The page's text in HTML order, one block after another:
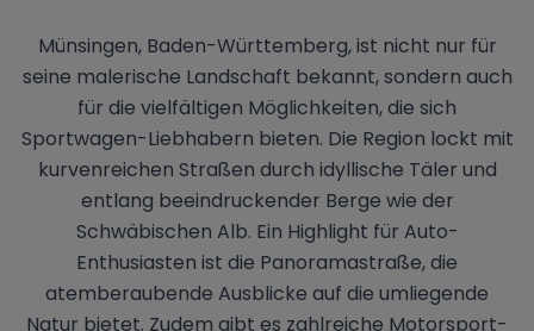
Münsingen, Baden-Württemberg, ist nicht nur für
seine malerische Landschaft bekannt, sondern auch
für die vielfältigen Möglichkeiten, die sich
Sportwagen-Liebhabern bieten. Die Region lockt mit
kurvenreichen Straßen durch idyllische Täler und
entlang beeindruckender Berge wie der
Schwäbischen Alb. Ein Highlight für Auto-
Enthusiasten ist die Panoramastraße, die
atemberaubende Ausblicke auf die umliegende
Natur bietet. Zudem gibt es zahlreiche Motorsport-